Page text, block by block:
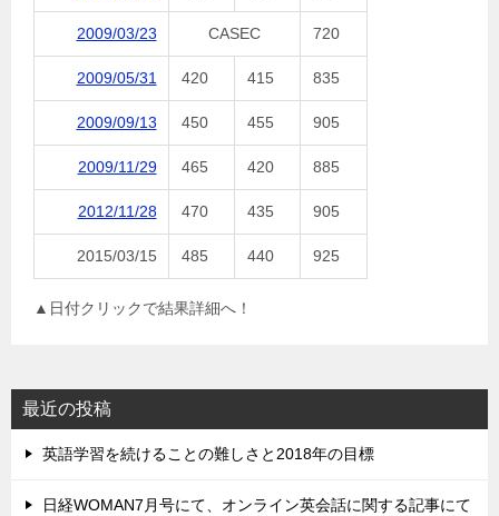
2009/03/23 CASEC 720
2009/05/31 420 415 835
2009/09/13 450 455 905
2009/11/29 465 420 885
2012/11/28 470 435 905
2015/03/15 485 440 925
▲日付クリックで結果詳細へ！
最近の投稿
英語学習を続けることの難しさと2018年の目標
日経WOMAN7月号にて、オンライン英会話に関する記事にて